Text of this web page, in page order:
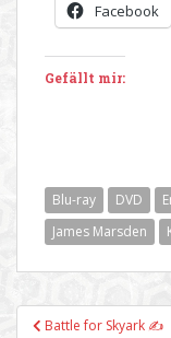
Facebook
Gefällt mir:
Blu-ray DVD
James Marsden
Battle for Skyark ✍